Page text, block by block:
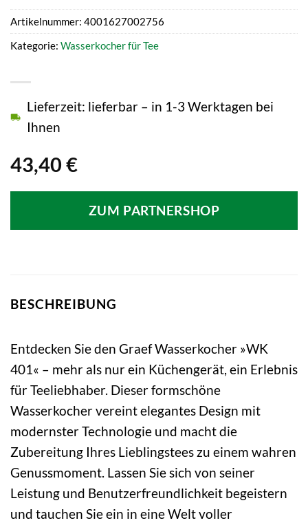
43,40 €
Lieferzeit: lieferbar – in 1-3 Werktagen bei
Ihnen
ZUM PARTNERSHOP
Artikelnummer: 4001627002756
Kategorie: Wasserkocher für Tee
BESCHREIBUNG
Entdecken Sie den Graef Wasserkocher »WK
401« – mehr als nur ein Küchengerät, ein Erlebnis
für Teeliebhaber. Dieser formschöne
Wasserkocher vereint elegantes Design mit
modernster Technologie und macht die
Zubereitung Ihres Lieblingstees zu einem wahren
Genussmoment. Lassen Sie sich von seiner
Leistung und Benutzerfreundlichkeit begeistern
und tauchen Sie ein in eine Welt voller